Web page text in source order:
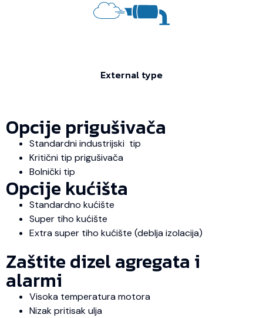
External type
Opcije prigušivača
Standardni industrijski tip
Kritični tip prigušivača
Bolnički tip
Opcije kućišta
Standardno kućište
Super tiho kućište
Extra super tiho kućište (deblja izolacija)
Zaštite dizel agregata i
alarmi
Visoka temperatura motora
Nizak pritisak ulja